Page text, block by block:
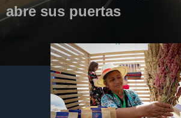
abre sus puertas